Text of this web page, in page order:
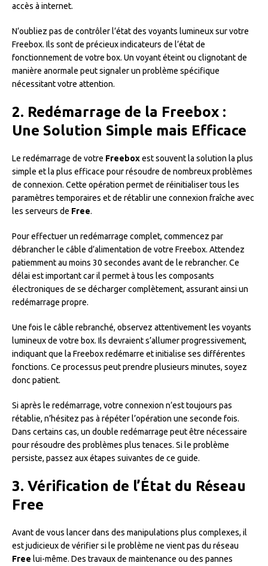
accès à internet.
N’oubliez pas de contrôler l’état des voyants lumineux sur votre
Freebox. Ils sont de précieux indicateurs de l’état de
fonctionnement de votre box. Un voyant éteint ou clignotant de
manière anormale peut signaler un problème spécifique
nécessitant votre attention.
2. Redémarrage de la Freebox :
Une Solution Simple mais Efficace
Le redémarrage de votre Freeboxest souvent la solution la plus
simple et la plus efficace pour résoudre de nombreux problèmes
de connexion. Cette opération permet de réinitialiser tous les
paramètres temporaires et de rétablir une connexion fraîche avec
les serveurs de Free.
Pour effectuer un redémarrage complet, commencez par
débrancher le câble d’alimentation de votre Freebox. Attendez
patiemment au moins 30 secondes avant de le rebrancher. Ce
délai est important car il permet à tous les composants
électroniques de se décharger complètement, assurant ainsi un
redémarrage propre.
Une fois le câble rebranché, observez attentivement les voyants
lumineux de votre box. Ils devraient s’allumer progressivement,
indiquant que la Freebox redémarre et initialise ses différentes
fonctions. Ce processus peut prendre plusieurs minutes, soyez
donc patient.
Si après le redémarrage, votre connexion n’est toujours pas
rétablie, n’hésitez pas à répéter l’opération une seconde fois.
Dans certains cas, un double redémarrage peut être nécessaire
pour résoudre des problèmes plus tenaces. Si le problème
persiste, passez aux étapes suivantes de ce guide.
3. Vérification de l’État du Réseau
Free
Avant de vous lancer dans des manipulations plus complexes, il
est judicieux de vérifier si le problème ne vient pas du réseau
Free lui-même. Des travaux de maintenance ou des pannes